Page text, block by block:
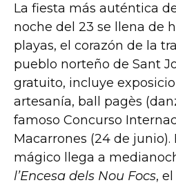
La fiesta más auténtica
noche del 23 se llena de
playas, el corazón de la
pueblo norteño de Sant
gratuito, incluye
artesanía, ball pagès
famoso Concurso
Macarrones (24 de
mágico llega a
l’Encesa dels Nou Focs,